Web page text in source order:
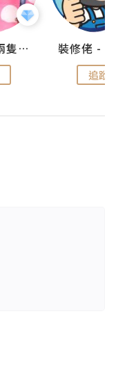
儍媽媽與兩隻小魔怪之家
追蹤